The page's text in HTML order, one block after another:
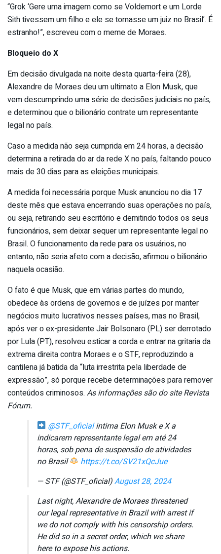
“Grok ‘Gere uma imagem como se Voldemort e um Lorde
Sith tivessem um filho e ele se tornasse um juiz no Brasil’. É
estranho!”, escreveu com o meme de Moraes.
Bloqueio do X
Em decisão divulgada na noite desta quarta-feira (28),
Alexandre de Moraes deu um ultimato a Elon Musk, que
vem descumprindo uma série de decisões judiciais no país,
e determinou que o bilionário contrate um representante
legal no país.
Caso a medida não seja cumprida em 24 horas, a decisão
determina a retirada do ar da rede X no país, faltando pouco
mais de 30 dias para as eleições municipais.
A medida foi necessária porque Musk anunciou no dia 17
deste mês que estava encerrando suas operações no país,
ou seja, retirando seu escritório e demitindo todos os seus
funcionários, sem deixar sequer um representante legal no
Brasil. O funcionamento da rede para os usuários, no
entanto, não seria afeto com a decisão, afirmou o bilionário
naquela ocasião.
O fato é que Musk, que em várias partes do mundo,
obedece às ordens de governos e de juízes por manter
negócios muito lucrativos nesses países, mas no Brasil,
após ver o ex-presidente Jair Bolsonaro (PL) ser derrotado
por Lula (PT), resolveu esticar a corda e entrar na gritaria da
extrema direita contra Moraes e o STF, reproduzindo a
cantilena já batida da “luta irrestrita pela liberdade de
expressão”, só porque recebe determinações para remover
conteúdos criminosos. As informações são do site Revista
Fórum.
@STF_oficialintima Elon Musk e X a
indicarem representante legal em até 24
horas, sob pena de suspensão de atividades
no Brasil
https://t.co/SV21xQcJue
— STF (@STF_oficial)August 28, 2024
Last night, Alexandre de Moraes threatened
our legal representative in Brazil with arrest if
we do not comply with his censorship orders.
He did so in a secret order, which we share
here to expose his actions.